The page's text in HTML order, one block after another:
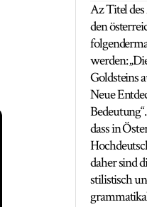
Az Titel
den
werden:
Goldsteins
Neue
dass in
daher sind
stilistisch